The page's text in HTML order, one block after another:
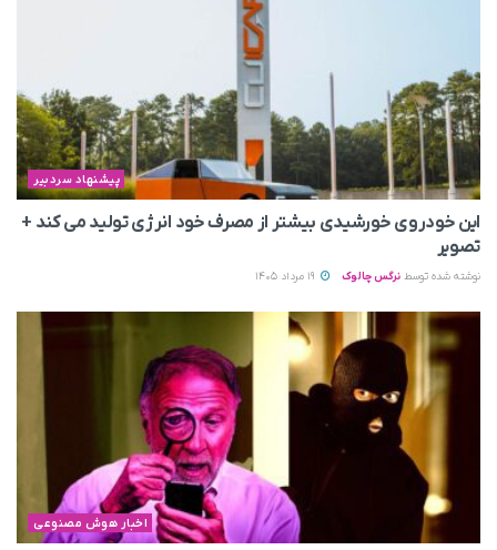
پیشنهاد سردبیر
این خودروی خورشیدی بیشتر از مصرف خود انرژی تولید می‌ کند +
تصویر
نوشته شده توسط نرگس چالوک
اخبار هوش مصنوعی